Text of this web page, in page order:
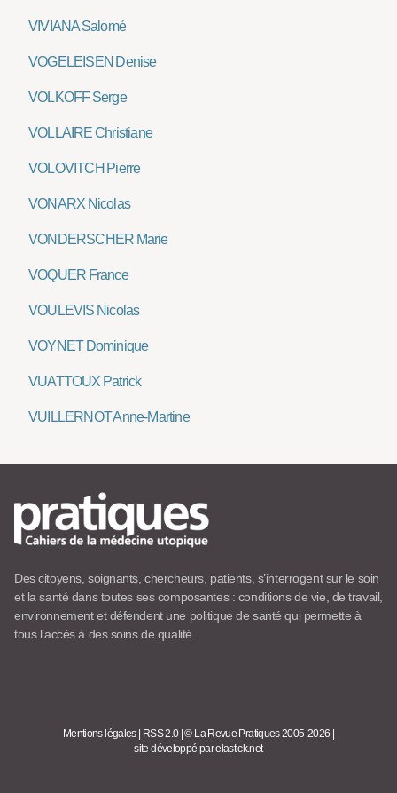
VIVIANA Salomé
VOGELEISEN Denise
VOLKOFF Serge
VOLLAIRE Christiane
VOLOVITCH Pierre
VONARX Nicolas
VONDERSCHER Marie
VOQUER France
VOULEVIS Nicolas
VOYNET Dominique
VUATTOUX Patrick
VUILLERNOT Anne-Martine
Des citoyens, soignants, chercheurs, patients, s’interrogent sur le soin
et la santé dans toutes ses composantes : conditions de vie, de travail,
environnement et défendent une politique de santé qui permette à
tous l’accès à des soins de qualité.
Mentions légales RSS 2.0 |© La Revue Pratiques 2005-2026
site développé par elastick.net